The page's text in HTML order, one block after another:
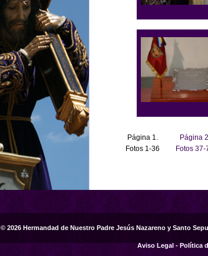
Página 1.
Fotos 1-36
Página 2.
Fotos 37-
© 2026 Hermandad de Nuestro Padre Jesús Nazareno y Santo
Aviso Legal-Política